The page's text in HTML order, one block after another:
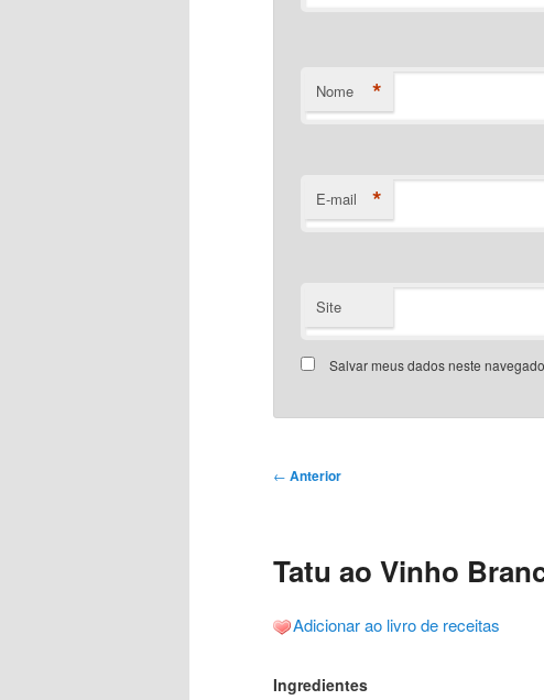
Nome *
E-mail *
Site
Salvar meus dados neste
Navegação
← Anterior
Tatu ao Vinho
Adicionar ao livro de receitas
Ingredientes